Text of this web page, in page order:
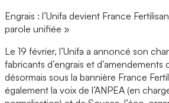
Engrais : l’Unifa devient France
parole unifiée »
Le 19 février, l’Unifa a annoncé son
fabricants d’engrais et
désormais sous la bannière France
également la voix de l’ANPEA (en